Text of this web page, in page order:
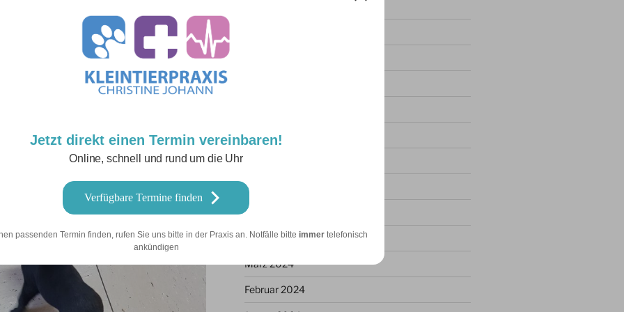
Jetzt direkt einen Termin vereinbaren!
Online, schnell und rund um die Uhr
Verfügbare Termine finden
passenden Termin finden, rufen Sie uns bitte in der Praxis an. Notfälle bitte immer telefonisch
ankündigen
Dezember 2024
Juni 2024
Mai 2024
April 2024
März 2024
Februar 2024